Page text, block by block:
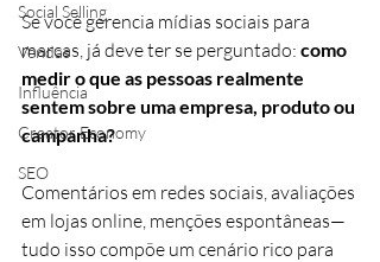
Social Selling
Vendas
Influência
Creator Economy
SEO
Se você gerencia mídias sociais para
marcas, já deve ter se perguntado: como
medir o que as pessoas realmente
sentem sobre uma empresa, produto ou
campanha?
Comentários em redes sociais, avaliações
em lojas online, menções espontâneas—
tudo isso compõe um cenário rico para